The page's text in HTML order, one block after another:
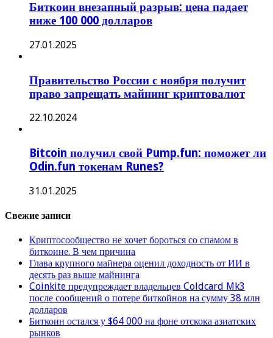
Биткоин внезапный разрыв: цена падает
ниже 100 000 долларов
27.01.2025
Правительство России с ноября получит
право запрещать майнинг криптовалют
22.10.2024
Bitcoin получил свой Pump.fun: поможет ли
Odin.fun токенам Runes?
31.01.2025
Свежие записи
Криптосообщество не хочет бороться со спамом в
биткоине. В чем причина
Глава крупного майнера оценил доходность от ИИ в
десять раз выше майнинга
Coinkite предупреждает владельцев Coldcard Mk3
после сообщений о потере биткойнов на сумму 38 млн
долларов
Биткоин остался у $64 000 на фоне отскока азиатских
рынков